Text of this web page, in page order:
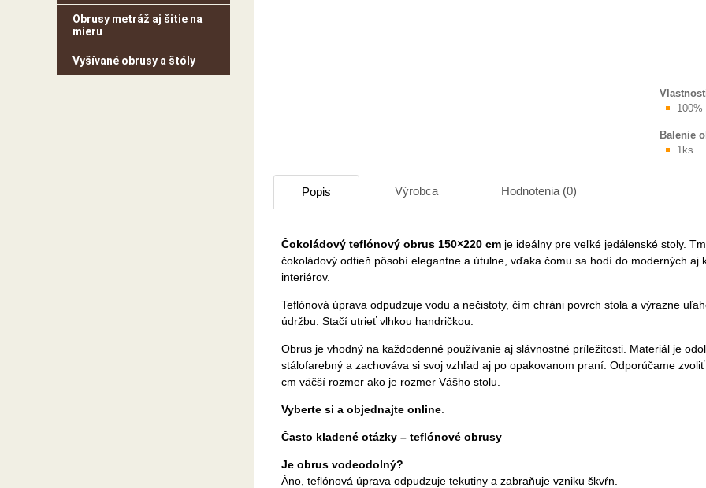
Obrusy metráž aj šitie na
mieru
Vyšívané obrusy a štóly
100%
Balenie
1ks
Popis Výrobca Hodnotenia (0)
Čokoládový teflónový obrus 150×220 cm je ideálny pre veľké jedálenské stoly.
čokoládový odtieň pôsobí elegantne a útulne, vďaka čomu sa hodí do moderných aj
interiérov.
Teflónová úprava odpudzuje vodu a nečistoty, čím chráni povrch stola a výrazne
údržbu. Stačí utrieť vlhkou handričkou.
Obrus je vhodný na každodenné používanie aj slávnostné príležitosti. Materiál je
stálofarebný a zachováva si svoj vzhľad aj po opakovanom praní. Odporúčame
cm väčší rozmer ako je rozmer Vášho stolu.
Vyberte si a objednajte online
Často kladené otázky – teflónové obrusy
Je obrus vodeodolný?
Áno, teflónová úprava odpudzuje tekutiny a zabraňuje vzniku škvŕn.